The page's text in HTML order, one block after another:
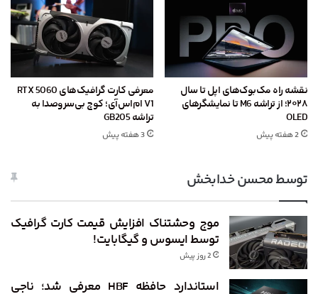
نقشه راه مک‌بوک‌های اپل تا سال
۲۰۲۸؛ از تراشه M6 تا نمایشگرهای
OLED
2 هفته پیش
معرفی کارت گرافیک‌های RTX 5060
V1 ام‌اس‌آی؛ کوچ بی‌سروصدا به
تراشه GB205
3 هفته پیش
توسط محسن خدابخش
موج وحشتناک افزایش قیمت کارت گرافیک
توسط ایسوس و گیگابایت!
2 روز پیش
استاندارد حافظه HBF معرفی شد؛ ناجی